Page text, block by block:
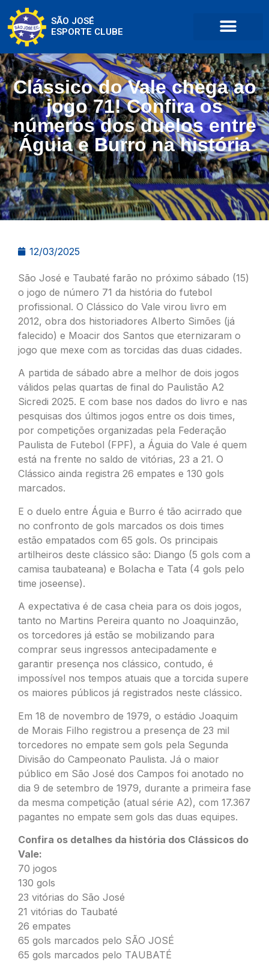
SÃO JOSÉ
ESPORTE CLUBE
Clássico do Vale chega ao
jogo 71! Confira os
números dos duelos entre
Águia e Burro na história
12/03/2025
São José e Taubaté farão no próximo sábado (15)
o jogo de número 71 da história do futebol
profissional. O Clássico do Vale virou livro em
2012, obra dos historiadores Alberto Simões (já
falecido) e Moacir dos Santos que eternizaram o
jogo que mexe com as torcidas das duas cidades.
A partida de sábado abre a melhor de dois jogos
válidos pelas quartas de final do Paulistão A2
Sicredi 2025. E com base nos dados do livro e nas
pesquisas dos últimos jogos entre os dois times,
por competições organizadas pela Federação
Paulista de Futebol (FPF), a Águia do Vale é quem
está na frente no saldo de vitórias, 23 a 21. O
Clássico ainda registra 26 empates e 130 gols
marcados.
E o duelo entre Águia e Burro é tão acirrado que
no confronto de gols marcados os dois times
estão empatados com 65 gols. Os principais
artilheiros deste clássico são: Diango (5 gols com a
camisa taubateana) e Bolacha e Tata (4 gols pelo
time joseense).
A expectativa é de casa cheia para os dois jogos,
tanto no Martins Pereira quanto no Joaquinzão,
os torcedores já estão se mobilizando para
comprar seus ingressos antecipadamente e
garantir presença nos clássico, contudo, é
impossível nos tempos atuais que a torcida supere
os maiores públicos já registrados neste clássico.
Em 18 de novembro de 1979, o estádio Joaquim
de Morais Filho registrou a presença de 23 mil
torcedores no empate sem gols pela Segunda
Divisão do Campeonato Paulista. Já o maior
público em São José dos Campos foi anotado no
dia 9 de setembro de 1979, durante a primeira fase
da mesma competição (atual série A2), com 17.367
pagantes no empate sem gols das duas equipes.
Confira os detalhes da história dos Clássicos do
Vale:
70 jogos
130 gols
23 vitórias do São José
21 vitórias do Taubaté
26 empates
65 gols marcados pelo SÃO JOSÉ
65 gols marcados pelo TAUBATÉ